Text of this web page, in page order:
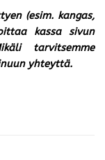
(esim. kangas,
kassa sivun
tarvitsemme
yhteyttä.